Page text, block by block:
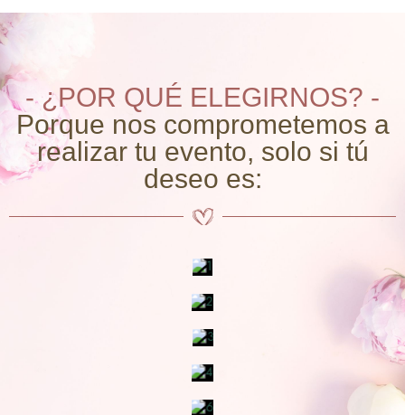
- ¿POR QUÉ ELEGIRNOS? -
Porque nos comprometemos a
realizar tu evento, solo si tú
deseo es: